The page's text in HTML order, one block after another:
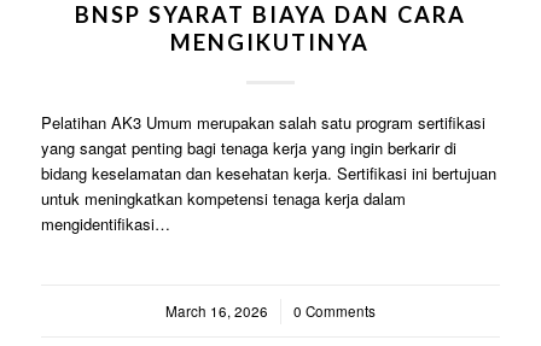
BNSP SYARAT BIAYA DAN CARA
MENGIKUTINYA
Pelatihan AK3 Umum merupakan salah satu program sertifikasi
yang sangat penting bagi tenaga kerja yang ingin berkarir di
bidang keselamatan dan kesehatan kerja. Sertifikasi ini bertujuan
untuk meningkatkan kompetensi tenaga kerja dalam
mengidentifikasi…
March 16, 2026
/ 0 Comments